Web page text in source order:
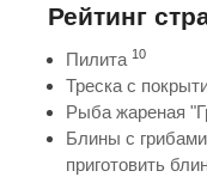
Рейтинг
Пилита 10
Треска с
Рыба жареная
Блины с
приготовить